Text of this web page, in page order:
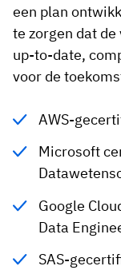
een plan
te zorgen dat
up-to-date,
voor de
AWS-
Microsoft
Google
Data
SAS-